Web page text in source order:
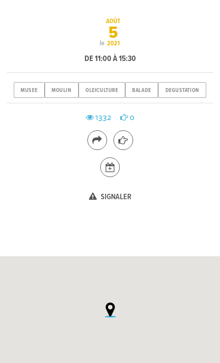
le
AOÛT
5
2021
DE 11:00 À 15:30
MUSEE MOULIN OLEICULTURE BALADE DEGUSTATION
1332 0
SIGNALER